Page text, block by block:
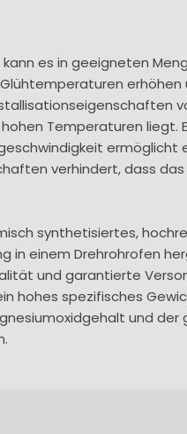
es in geeigneten
erhöhen
Temperaturen liegt.
ermöglicht
verhindert, dass
synthetisiertes,
in einem Drehrohrofen
und garantierte
hohes spezifisches
und der